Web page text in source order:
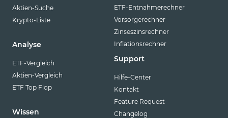
Aktien-Suche
Krypto-Liste
Analyse
ETF-Vergleich
Aktien-Vergleich
ETF Top Flop
Wissen
ETF-Entnahmerechner
Vorsorgerechner
Zinseszinsrechner
Inflationsrechner
Support
Hilfe-Center
Kontakt
Feature Request
Changelog